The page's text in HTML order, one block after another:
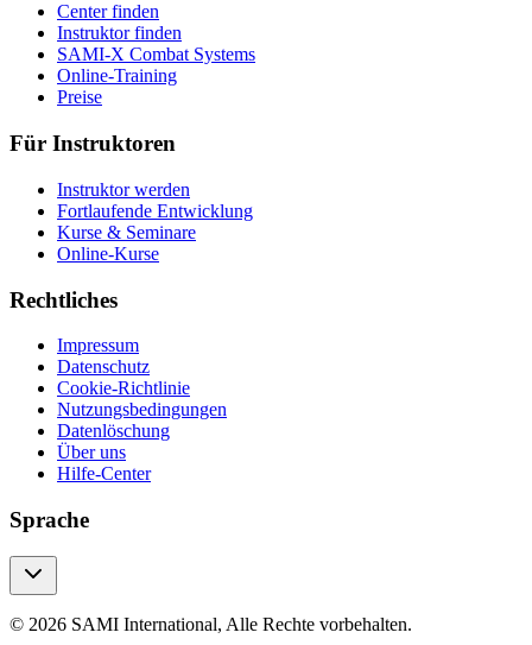
Center finden
Instruktor finden
SAMI-X Combat Systems
Online-Training
Preise
Für Instruktoren
Instruktor werden
Fortlaufende Entwicklung
Kurse & Seminare
Online-Kurse
Rechtliches
Impressum
Datenschutz
Cookie-Richtlinie
Nutzungsbedingungen
Datenlöschung
Über uns
Hilfe-Center
Sprache
© 2026 SAMI International, Alle Rechte vorbehalten.